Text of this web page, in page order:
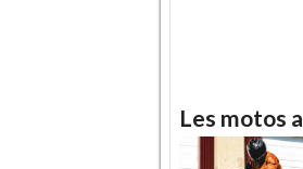
Les motos